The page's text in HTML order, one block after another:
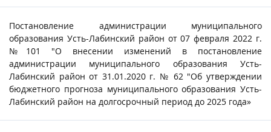
Постановление администрации муниципального
образования Усть-Лабинский район от 07 февраля 2022 г.
№101 "О внесении изменений в постановление
администрации муниципального образования Усть-
Лабинский район от 31.01.2020 г. № 62 "Об утверждении
бюджетного прогноза муниципального образования Усть-
Лабинский район на долгосрочный период до 2025 года»